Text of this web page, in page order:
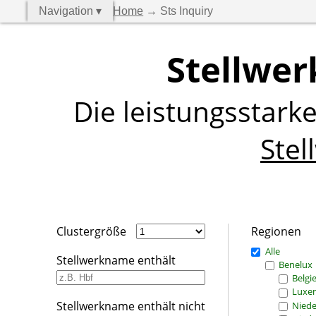
Navigation ▾ Home → Sts Inquiry
Die
Clustergröße
Stellwerkname enthält
Stellwerkname enthält nicht
Regionen
Alle
Benelux